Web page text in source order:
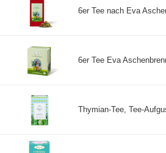
6er Tee nach Eva
6er Tee Eva
Thymian-Tee, Tee-